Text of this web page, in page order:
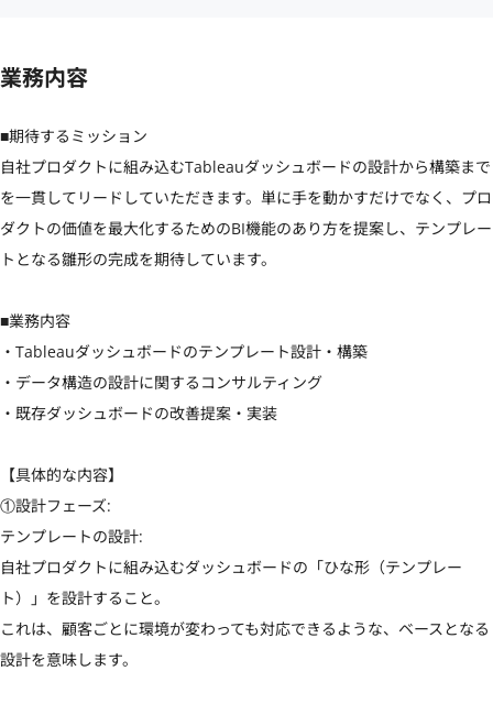
業務内容
■期待するミッション
自社プロダクトに組み込むTableauダッシュボードの設計から構築まで
を一貫してリードしていただきます。単に手を動かすだけでなく、プロ
ダクトの価値を最大化するためのBI機能のあり方を提案し、テンプレー
トとなる雛形の完成を期待しています。
■業務内容
・Tableauダッシュボードのテンプレート設計・構築
・データ構造の設計に関するコンサルティング
・既存ダッシュボードの改善提案・実装
【具体的な内容】
①設計フェーズ:
テンプレートの設計:
自社プロダクトに組み込むダッシュボードの「ひな形（テンプレー
ト）」を設計すること。
これは、顧客ごとに環境が変わっても対応できるような、ベースとなる
設計を意味します。